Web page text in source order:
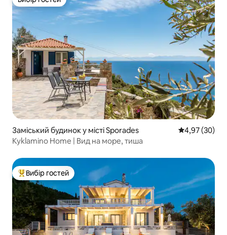
Вибір гостей
Заміський будинок у місті Sporades Середня
4,97 (30)
Kyklamino Home | Вид на море, тиша
Топ вибір гостей
Вибір гостей